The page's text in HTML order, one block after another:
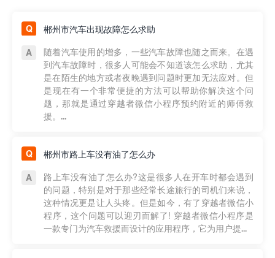
郴州市汽车出现故障怎么求助
随着汽车使用的增多，一些汽车故障也随之而来。在遇
到汽车故障时，很多人可能会不知道该怎么求助，尤其
是在陌生的地方或者夜晚遇到问题时更加无法应对。但
是现在有一个非常便捷的方法可以帮助你解决这个问
题，那就是通过穿越者微信小程序预约附近的师傅救
援。...
郴州市路上车没有油了怎么办
路上车没有油了怎么办?这是很多人在开车时都会遇到
的问题，特别是对于那些经常长途旅行的司机们来说，
这种情况更是让人头疼。但是如今，有了穿越者微信小
程序，这个问题可以迎刃而解了! 穿越者微信小程序是
一款专门为汽车救援而设计的应用程序，它为用户提...